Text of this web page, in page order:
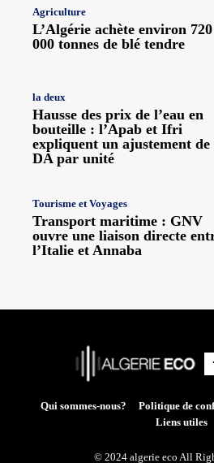
Agriculture
L’Algérie achète environ 720
000 tonnes de blé tendre
la deux
Hausse des prix de l’eau en
bouteille : l’Apab et Ifri
expliquent un ajustement de
DA par unité
Tourisme et Voyages
Transport maritime : GNV
ouvre une liaison directe
l’Italie et Annaba
Qui sommes-nous? Politique de
Liens utiles
© 2024 algerie eco All